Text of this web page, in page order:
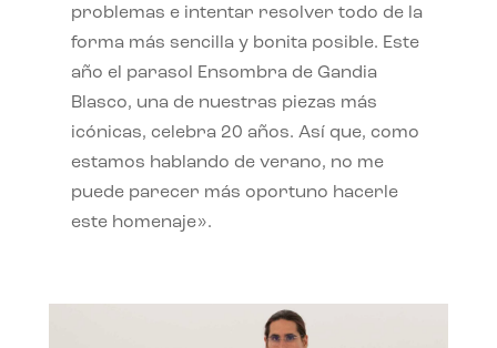
problemas e intentar resolver todo de la
forma más sencilla y bonita posible. Este
año el parasol Ensombra de Gandia
Blasco, una de nuestras piezas más
icónicas, celebra 20 años. Así que, como
estamos hablando de verano, no me
puede parecer más oportuno hacerle
este homenaje».